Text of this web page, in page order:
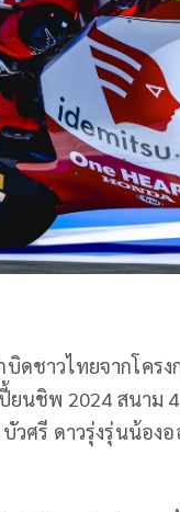
ดชาวไทยจากโคร
ยนชิพ 2024 สนาม 4
วศรี ดาวรุ่งรุ่นน้อง